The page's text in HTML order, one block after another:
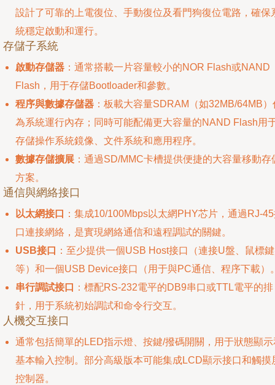
設計了可靠的上電復位、手動復位及看門狗復位電路，確保
統穩定啟動和運行。
存儲子系統
啟動存儲器 ：通常搭載一片容量較小的NOR Flash或NAND
Flash，用于存儲Bootloader和參數。
程序與數據存儲器 ：板載大容量SDRAM（如32MB/64MB）
為系統運行內存；同時可能配備更大容量的NAND Flash用
存儲操作系統鏡像、文件系統和應用程序。
數據存儲擴展 ：通過SD/MMC卡槽提供便捷的大容量移動存
方案。
通信與網絡接口
以太網接口
：集成10/100Mbps以太網PHY芯片，通過RJ-
口連接網絡，是實現網絡通信和遠程調試的關鍵。
USB接口
：至少提供一個USB Host接口（連接U盤、鼠標
等）和一個USB Device接口（用于與PC通信、程序下載）
串行調試接口
：標配RS-232電平的DB9串口或TTL電平的排
針，用于系統初始調試和命令行交互。
人機交互接口
通常包括簡單的LED指示燈、按鍵/撥碼開關，用于狀態顯示
基本輸入控制。部分高級版本可能集成LCD顯示接口和觸摸
控制器。